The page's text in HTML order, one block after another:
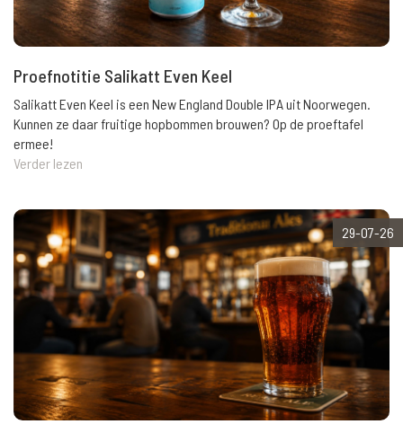
Proefnotitie Salikatt Even Keel
Salikatt Even Keel is een New England Double IPA uit Noorwegen.
Kunnen ze daar fruitige hopbommen brouwen? Op de proeftafel
ermee!
Verder lezen
29-07-26